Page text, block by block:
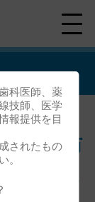
・予防
科医師、薬
技師、医学
報提供を目
されたもの
。